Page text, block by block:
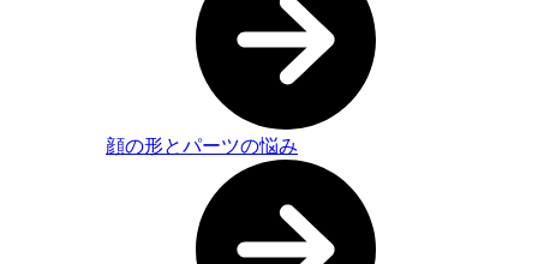
顔の形とパーツの悩み